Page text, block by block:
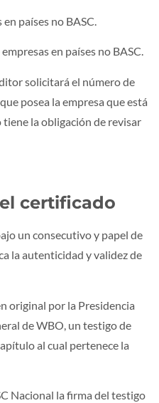
países no BASC.
en países no BASC.
solicitará el número de
posea la empresa que está
la obligación de revisar
certificado
un consecutivo y papel de
la autenticidad y validez de
original por la Presidencia
de WBO, un testigo de
al cual pertenece la
Nacional la firma del testigo